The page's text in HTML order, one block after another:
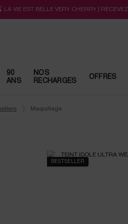
LA VIE EST BELLE VERY CHERRY |
90
ANS
NOS
RECHARGES
OFFRES
Maquillage
BESTSELLER